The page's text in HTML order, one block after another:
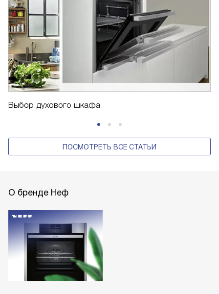
Выбор духового шкафа
ПОСМОТРЕТЬ ВСЕ СТАТЬИ
О бренде Неф